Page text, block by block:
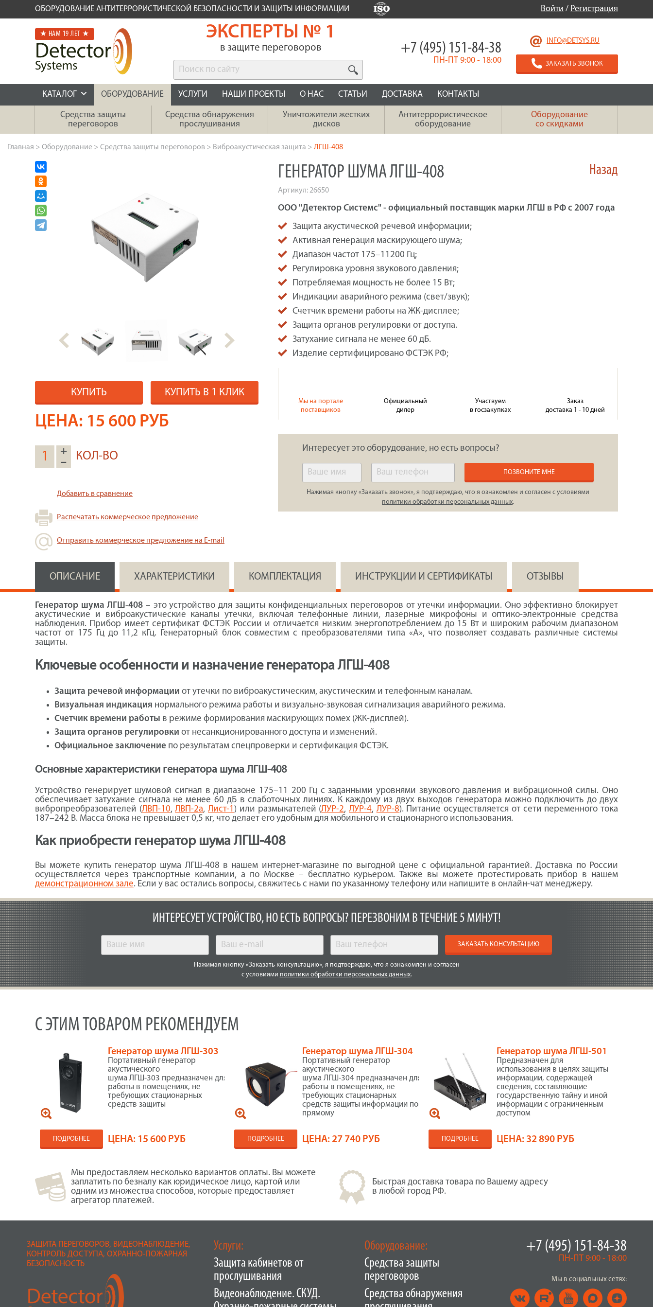
ОБОРУДОВАНИЕ АНТИТЕРРОРИСТИЧЕСКОЙ БЕЗОПАСНОСТИ И ЗАЩИТЫ ИНФОРМАЦИИ Войти / Регистрация
★ НАМ 19 ЛЕТ ★ ЭКСПЕРТЫ № 1
в защите переговоров
INFO@DETSYS.RU
ЗАКАЗАТЬ ЗВОНОК
+7 (495) 151-84-38
ПН-ПТ 9:00 - 18:00
КАТАЛОГ ОБОРУДОВАНИЕ УСЛУГИ НАШИ ПРОЕКТЫ О НАС СТАТЬИ ДОСТАВКА КОНТАКТЫ
Средства защиты
переговоров
Средства обнаружения
прослушивания
Уничтожители жестких
дисков
Антитеррористическое
оборудование
Оборудование
со скидками
Главная > Оборудование > Средства защиты переговоров > Виброакустическая защита > ЛГШ-408
Назад
КУПИТЬ КУПИТЬ В 1 КЛИК
ЦЕНА: 15 600 РУБ
+
–
КОЛ-ВО
Добавить в сравнение
Распечатать коммерческое предложение
Отправить коммерческое предложение на E-mail
ГЕНЕРАТОР ШУМА ЛГШ-408
Артикул:26650
ООО "Детектор Системс" - официальный поставщик марки ЛГШ в РФ с 2007 года
Защита акустической речевой информации;
Активная генерация маскирующего шума;
Диапазон частот 175–11200 Гц;
Регулировка уровня звукового давления;
Потребляемая мощность не более 15 Вт;
Индикации аварийного режима (свет/звук);
Счетчик времени работы на ЖК-дисплее;
Защита органов регулировки от доступа.
Затухание сигнала не менее 60 дБ.
Изделие сертифицировано ФСТЭК РФ;
Мы на портале
поставщиков
Официальный
дилер
Участвуем
в госзакупках
Заказ
доставка 1 - 10 дней
Интересует это оборудование, но есть вопросы?
ПОЗВОНИТЕ МНЕ
Нажимая кнопку «Заказать звонок», я подтверждаю, что я ознакомлен и согласен с условиями
политики обработки персональных данных.
ОПИСАНИЕ ХАРАКТЕРИСТИКИ КОМПЛЕКТАЦИЯ ИНСТРУКЦИИ И СЕРТИФИКАТЫ ОТЗЫВЫ
Генератор шума ЛГШ-408 – это устройство для защиты конфиденциальных переговоров от утечки информации. Оно эффективно блокирует
акустические и виброакустические каналы утечки, включая телефонные линии, лазерные микрофоны и оптико-электронные средства
наблюдения. Прибор имеет сертификат ФСТЭК России и отличается низким энергопотреблением до 15 Вт и широким рабочим диапазоном
частот от 175 Гц до 11,2 кГц. Генераторный блок совместим с преобразователями типа «А», что позволяет создавать различные системы
защиты.
Ключевые особенности и назначение генератора ЛГШ-408
Защита речевой информации от утечки по виброакустическим, акустическим и телефонным каналам.
Визуальная индикация нормального режима работы и визуально-звуковая сигнализация аварийного режима.
Счетчик времени работы в режиме формирования маскирующих помех (ЖК-дисплей).
Защита органов регулировки от несанкционированного доступа и изменений.
Официальное заключение по результатам спецпроверки и сертификация ФСТЭК.
Основные характеристики генератора шума ЛГШ-408
Устройство генерирует шумовой сигнал в диапазоне 175–11 200 Гц с заданными уровнями звукового давления и вибрационной силы. Оно
обеспечивает затухание сигнала не менее 60 дБ в слаботочных линиях. К каждому из двух выходов генератора можно подключить до двух
вибропреобразователей (ЛВП-10,ЛВП-2а,Лист-1 ) или размыкателей (ЛУР-2,ЛУР-4, ЛУР-8). Питание осуществляется от сети переменного тока
187–242 В. Масса блока не превышает 0,5 кг, что делает его удобным для мобильного и стационарного использования.
Как приобрести генератор шума ЛГШ-408
Вы можете купить генератор шума ЛГШ-408 в нашем интернет-магазине по выгодной цене с официальной гарантией. Доставка по России
осуществляется через транспортные компании, а по Москве – бесплатно курьером. Также вы можете протестировать прибор в нашем
демонстрационном зале. Если у вас остались вопросы, свяжитесь с нами по указанному телефону или напишите в онлайн-чат менеджеру.
ИНТЕРЕСУЕТ УСТРОЙСТВО, НО ЕСТЬ ВОПРОСЫ? ПЕРЕЗВОНИМ В ТЕЧЕНИЕ 5 МИНУТ!
ЗАКАЗАТЬ КОНСУЛЬТАЦИЮ
Нажимая кнопку «Заказать консультацию», я подтверждаю, что я ознакомлен и согласен
с условиями политики обработки персональных данных.
С ЭТИМ ТОВАРОМ РЕКОМЕНДУЕМ
Генератор шума ЛГШ-303
Портативный генератор
акустического
шума ЛГШ-303 предназначен для
работы в помещениях, не
требующих стационарных
средств защиты
ПОДРОБНЕЕ ЦЕНА: 15 600 РУБ
Генератор шума ЛГШ-304
Портативный генератор
акустического
шума ЛГШ-304 предназначен для
работы в помещениях, не
требующих стационарных
средств защиты информации по
прямому
ПОДРОБНЕЕ ЦЕНА:27 740 РУБ
Генератор шума ЛГШ-501
Предназначен для
использования в целях защиты
информации, содержащей
сведения, составляющие
государственную тайну и иной
информации с ограниченным
доступом
ПОДРОБНЕЕ ЦЕНА: 32 890 РУБ
Мы предоставляем несколько вариантов оплаты. Вы можете
заплатить по безналу как юридическое лицо, картой или
одним из множества способов, которые предоставляет
агрегатор платежей.
Быстрая доставка товара по Вашему адресу
в любой город РФ.
ЗАЩИТА ПЕРЕГОВОРОВ, ВИДЕОНАБЛЮДЕНИЕ,
КОНТРОЛЬ ДОСТУПА, ОХРАННО-ПОЖАРНАЯ
БЕЗОПАСНОСТЬ
Услуги:
Защита кабинетов от
прослушивания
Видеонаблюдение. СКУД.
+7 (495) 151-84-38
ПН-ПТ 9:00 - 18:00
Мы в социальных сетях:
Оборудование:
Средства защиты
переговоров
Средства обнаружения